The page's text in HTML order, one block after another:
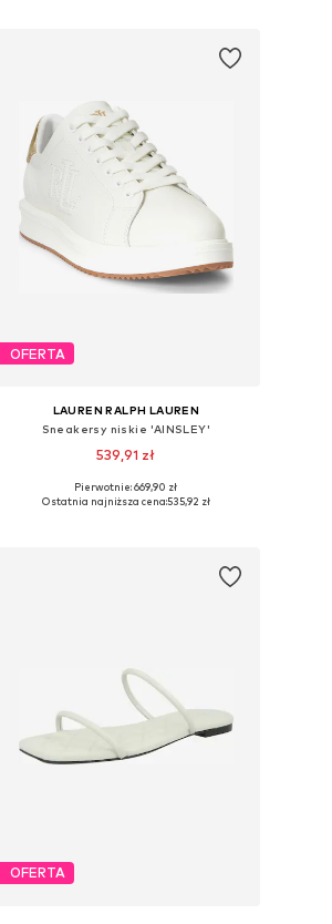
OFERTA
LAUREN RALPH LAUREN
Sneakersy niskie 'AINSLEY'
539,91 zł
Dostępne w różnych rozmiarach
Pierwotnie: 669,90 zł
Ostatnia najniższa cena:535,92 zł
OFERTA